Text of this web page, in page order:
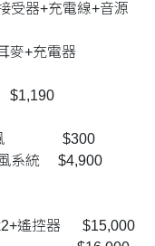
受器+充電線+音源
+耳麥+充電器
克風 $300
風系統 $4,900
遙控器 $15,000